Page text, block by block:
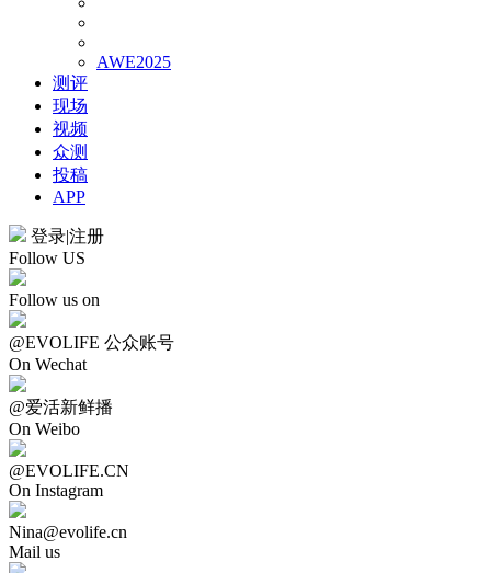
AWE2025
测评
现场
视频
众测
投稿
APP
登录|注册
Follow US
Follow us on
@EVOLIFE 公众账号
On Wechat
@爱活新鲜播
On Weibo
@EVOLIFE.CN
On Instagram
Nina@evolife.cn
Mail us